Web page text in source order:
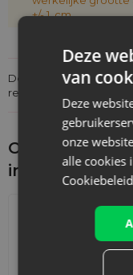
+/- 1 cm
Details over de
regelgeving:
Ontdek wat je
interesseren
Deze
van
Deze
onze
alle cookies